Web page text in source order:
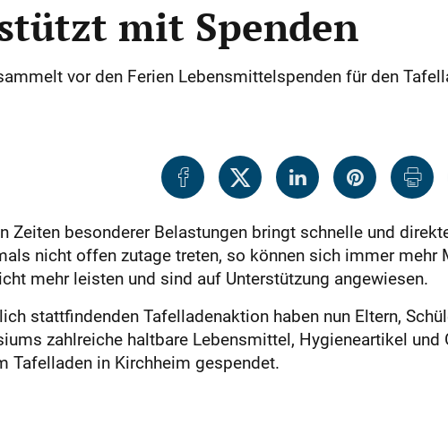
mit Spenden
vor den Ferien Lebensmittelspenden für den
Zeiten besonderer Belastungen bringt schnelle und
nicht offen zutage treten, so können sich immer mehr
mehr leisten und sind auf Unterstützung angewiesen.
stattfindenden Tafelladenaktion haben nun Eltern,
zahlreiche haltbare Lebensmittel, Hygieneartikel
Tafelladen in Kirchheim gespendet.